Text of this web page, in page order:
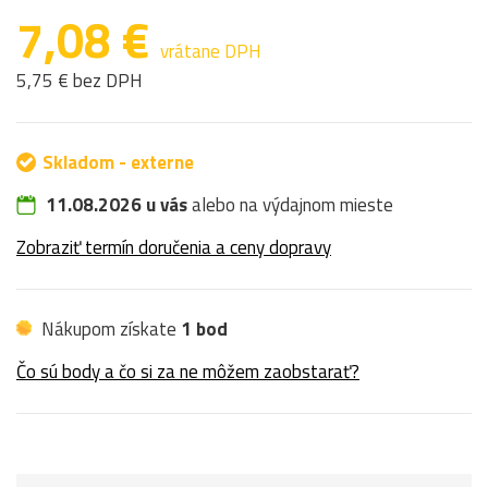
7,08 € vrátane DPH
5,75 € bez DPH
Skladom - externe
11.08.2026 u vásalebo na výdajnom mieste
Zobraziť termín doručenia a ceny dopravy
Nákupom získate 1 bod
Čo sú body a čo si za ne môžem zaobstarať?